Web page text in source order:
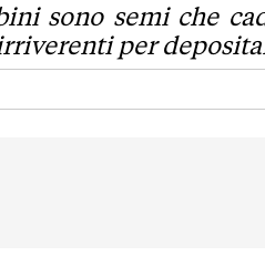
sono semi che
per